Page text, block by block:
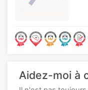
Aidez-moi à